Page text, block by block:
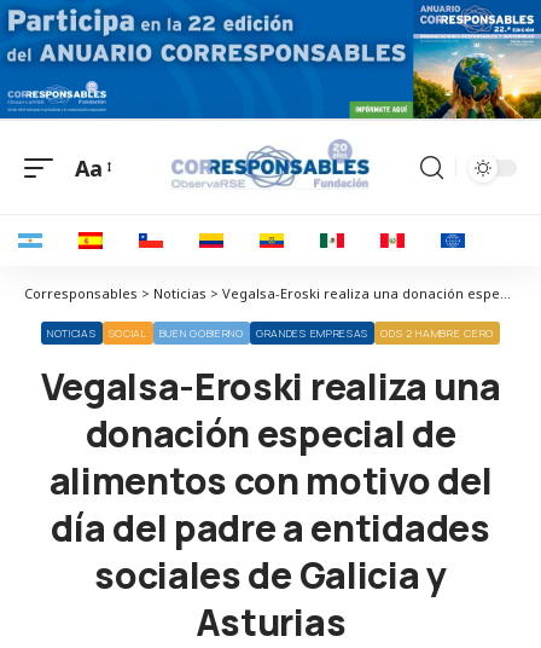
Aa
Corresponsables > Noticias > Vegalsa-Eroski realiza una donación especial de alimentos con motivo del día del padre a entidades sociales de Galicia y Asturias
NOTICIAS SOCIAL BUEN GOBIERNO GRANDES EMPRESAS ODS 2 HAMBRE CERO
Vegalsa-Eroski realiza una
donación especial de
alimentos con motivo del
día del padre a entidades
sociales de Galicia y
Asturias